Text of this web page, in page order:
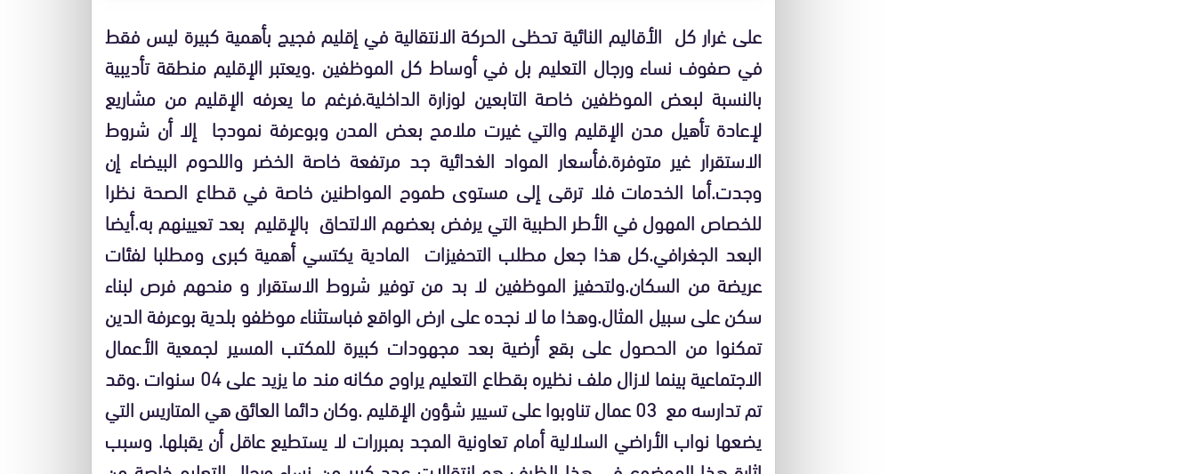
على غرار كل الأقاليم النائية تحظى الحركة الانتقالية في إقليم فجيج بأهمية كبيرة ليس فقط
في صفوف نساء ورجال التعليم بل في أوساط كل الموظفين .ويعتبر الإقليم منطقة تأديبية
بالنسبة لبعض الموظفين خاصة التابعين لوزارة الداخلية.فرغم ما يعرفه الإقليم من مشاريع
لإعادة تأهيل مدن الإقليم والتي غيرت ملامح بعض المدن وبوعرفة نمودجا إلا أن شروط
الاستقرار غير متوفرة.فأسعار المواد الغدائية جد مرتفعة خاصة الخضر واللحوم البيضاء إن
وجدت.أما الخدمات فلا ترقى إلى مستوى طموح المواطنين خاصة في قطاع الصحة نظرا
للخصاص المهول في الأطر الطبية التي يرفض بعضهم الالتحاق بالإقليم بعد تعيينهم به.أيضا
البعد الجغرافي.كل هذا جعل مطلب التحفيزات المادية يكتسي أهمية كبرى ومطلبا لفئات
عريضة من السكان.ولتحفيز الموظفين لا بد من توفير شروط الاستقرار و منحهم فرص لبناء
سكن على سبيل المثال.وهذا ما لا نجده على ارض الواقع فباستثناء موظفو بلدية بوعرفة الدين
تمكنوا من الحصول على بقع أرضية بعد مجهودات كبيرة للمكتب المسير لجمعية الأعمال
الاجتماعية بينما لازال ملف نظيره بقطاع التعليم يراوح مكانه مند ما يزيد على 04 سنوات .وقد
تم تدارسه مع 03 عمال تناوبوا على تسيير شؤون الإقليم .وكان دائما العائق هي المتاريس التي
يضعها نواب الأراضي السلالية أمام تعاونية المجد بمبررات لا يستطيع عاقل أن يقبلها. وسبب